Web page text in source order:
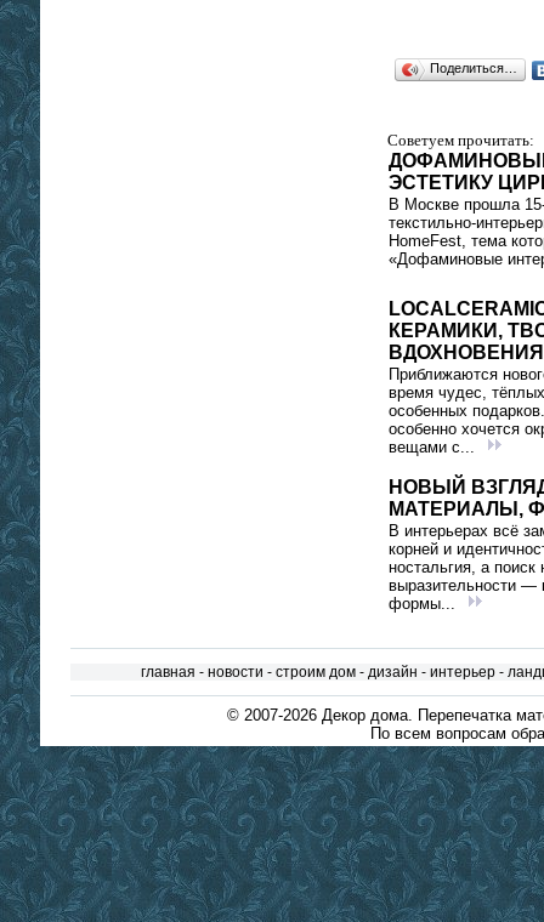
Поделиться…
Советуем прочитать:
ЭСТЕТИКУ
В Москве прошла
HomeFest, тема
«Дофаминовые
КЕРАМИКИ,
ВДОХНОВЕНИЯ
Приближаются
время чудес,
особенных
особенно хочется
вещами с...
НОВЫЙ
МАТЕРИАЛЫ,
В интерьерах всё
корней и
ностальгия, а поиск
выразительности —
формы...
главная - новости - строим дом- дизайн - интерьер-
© 2007-2026 Декор дома. Перепечатка
По всем вопросам